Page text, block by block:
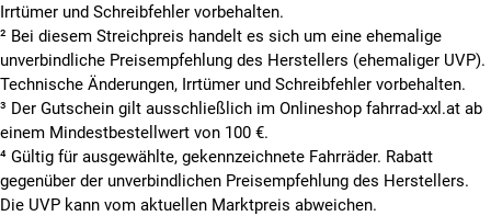
Irrtümer und Schreibfehler vorbehalten.
² Bei diesem Streichpreis handelt es sich um eine ehemalige
unverbindliche Preisempfehlung des Herstellers (ehemaliger UVP).
Technische Änderungen, Irrtümer und Schreibfehler vorbehalten.
³ Der Gutschein gilt ausschließlich im Onlineshop fahrrad-xxl.at ab
einem Mindestbestellwert von 100 €.
⁴ Gültig für ausgewählte, gekennzeichnete Fahrräder. Rabatt
gegenüber der unverbindlichen Preisempfehlung des Herstellers.
Die UVP kann vom aktuellen Marktpreis abweichen.